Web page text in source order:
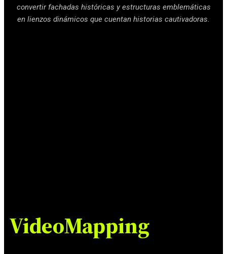
convertir fachadas históricas y estructuras emblemáticas
en lienzos dinámicos que cuentan historias cautivadoras.
VideoMapping